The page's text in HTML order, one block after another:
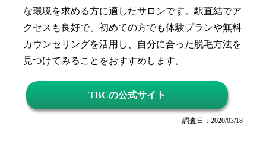
な環境を求める方に適したサロンです。駅直結でア
クセスも良好で、初めての方でも体験プランや無料
カウンセリングを活用し、自分に合った脱毛方法を
見つけてみることをおすすめします。
TBCの公式サイト
調査日：2020/03/18